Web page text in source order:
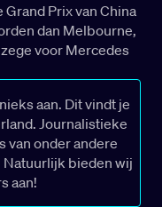
Prix van China
dan Melbourne,
voor Mercedes
aan. Dit vindt je
Journalistieke
van onder andere
Natuurlijk bieden wij
aan!